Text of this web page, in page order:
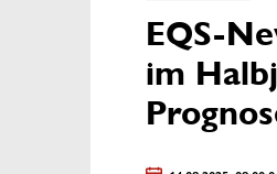
EQS-
im